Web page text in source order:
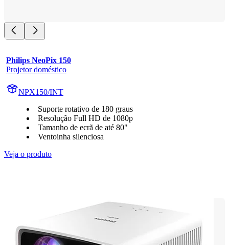
Philips NeoPix 150
Projetor doméstico
NPX150/INT
Suporte rotativo de 180 graus
Resolução Full HD de 1080p
Tamanho de ecrã de até 80"
Ventoinha silenciosa
Veja o produto